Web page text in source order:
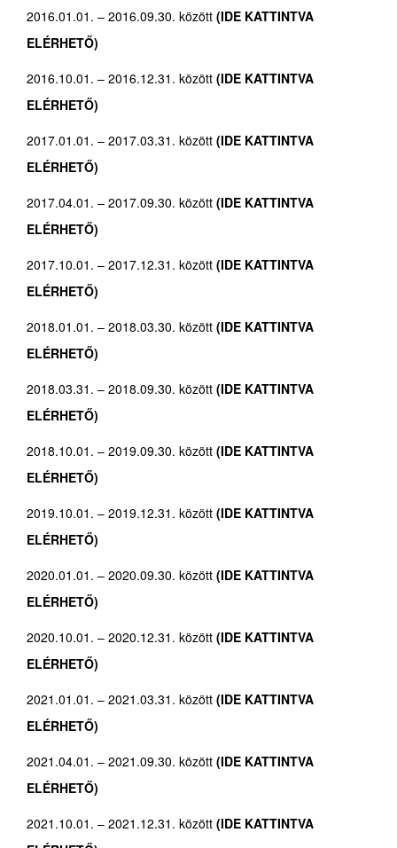
2016.01.01. – 2016.09.30. között (IDE KATTINTVA
ELÉRHETŐ)
2016.10.01. – 2016.12.31. között (IDE KATTINTVA
ELÉRHETŐ)
2017.01.01. – 2017.03.31. között (IDE KATTINTVA
ELÉRHETŐ)
2017.04.01. – 2017.09.30. között (IDE KATTINTVA
ELÉRHETŐ)
2017.10.01. – 2017.12.31. között (IDE KATTINTVA
ELÉRHETŐ)
2018.01.01. – 2018.03.30. között (IDE KATTINTVA
ELÉRHETŐ)
2018.03.31. – 2018.09.30. között (IDE KATTINTVA
ELÉRHETŐ)
2018.10.01. – 2019.09.30. között (IDE KATTINTVA
ELÉRHETŐ)
2019.10.01. – 2019.12.31. között (IDE KATTINTVA
ELÉRHETŐ)
2020.01.01. – 2020.09.30. között (IDE KATTINTVA
ELÉRHETŐ)
2020.10.01. – 2020.12.31. között (IDE KATTINTVA
ELÉRHETŐ)
2021.01.01. – 2021.03.31. között (IDE KATTINTVA
ELÉRHETŐ)
2021.04.01. – 2021.09.30. között (IDE KATTINTVA
ELÉRHETŐ)
2021.10.01. – 2021.12.31. között (IDE KATTINTVA